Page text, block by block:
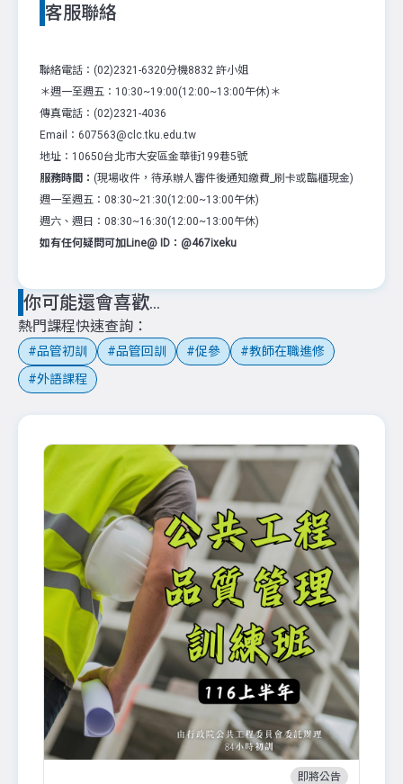
客服聯絡
聯絡電話：(02)2321-6320分機8832 許小姐
＊週一至週五：10:30~19:00(12:00~13:00午休)＊
傳真電話：(02)2321-4036
Email：607563@clc.tku.edu.tw
地址：10650台北市大安區金華街199巷5號
服務時間： (現場收件，待承辦人審件後通知繳費_刷卡或臨櫃現金)
週一至週五：08:30~21:30(12:00~13:00午休)
週六、週日：08:30~16:30(12:00~13:00午休)
如有任何疑問可加Line@ ID：@467ixeku
你可能還會喜歡...
熱門課程快速查詢
品管初訓 品管回訓 促參
教師在職進修
外語課程
即將公告